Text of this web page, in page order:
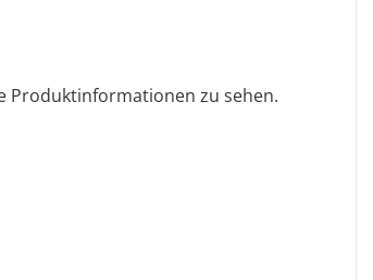
Produktinformationen zu sehen.